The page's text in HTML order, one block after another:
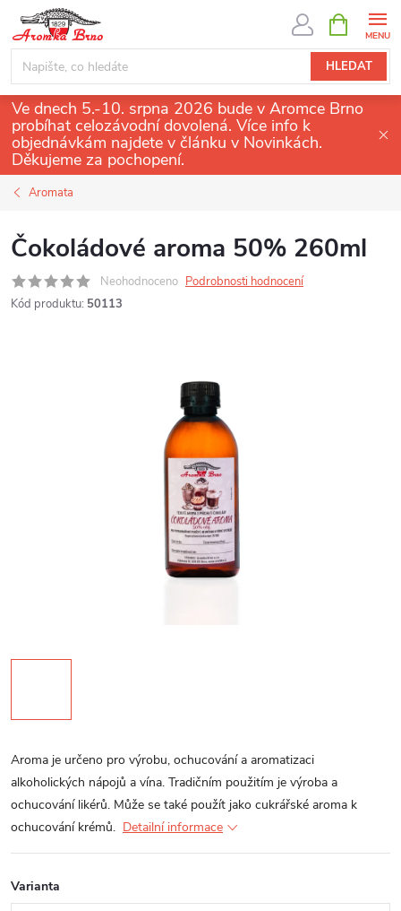
obsah
HLEDAT
NÁKUPNÍ
KOŠÍK
Ve dnech 5.-10. srpna 2026 bude v Aromce Brno
probíhat celozávodní dovolená. Více info k
objednávkám najdete v článku v Novinkách.
Děkujeme za pochopení.
Aromata
Čokoládové aroma 50% 260ml
Neohodnoceno Podrobnosti hodnocení
Kód produktu: 50113
Aroma je určeno pro výrobu, ochucování a aromatizaci
alkoholických nápojů a vína. Tradičním použitím je výroba a
ochucování likérů. Může se také použít jako cukrářské aroma k
ochucování krémů. Detailní informace
Varianta